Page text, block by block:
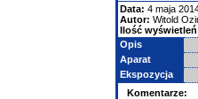
Data: 4 maja
Autor: Witold
Ilość
Opis
Aparat
Ekspozycja
Komentarze: